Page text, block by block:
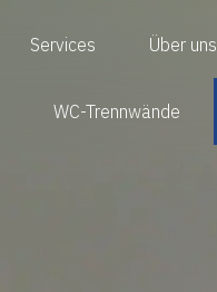
Services Über uns
WC-Trennwände